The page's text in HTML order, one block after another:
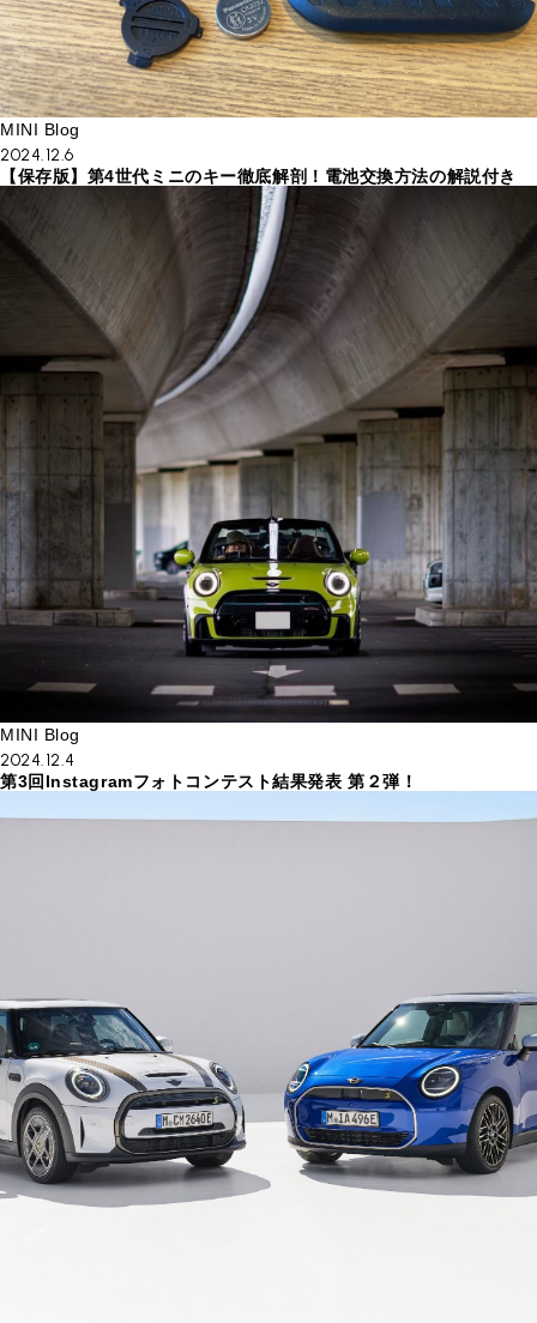
MINI Blog
2024.12.6
【保存版】第4世代ミニのキー徹底解剖！電池交換方法の解説付き
MINI Blog
2024.12.4
第3回Instagramフォトコンテスト結果発表 第２弾！